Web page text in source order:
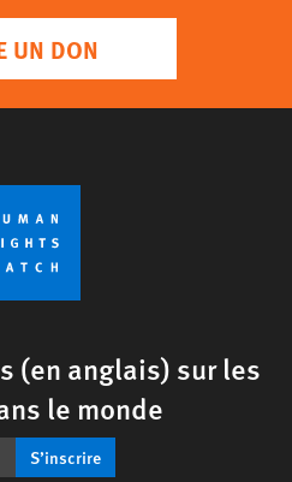
UN DON
(en anglais) sur les
le monde
S’inscrire